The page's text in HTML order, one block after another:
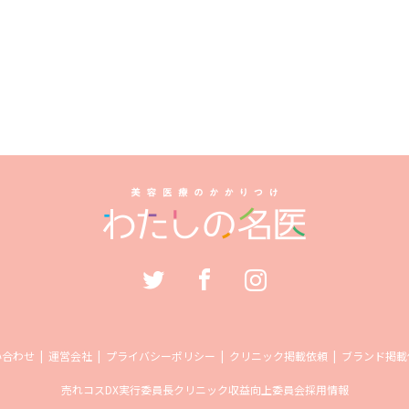
わせ 運営会社 プライバシーポリシー クリニック掲載依頼 ブランド掲
売れコスDX実行委員長クリニック収益向上委員会採用情報